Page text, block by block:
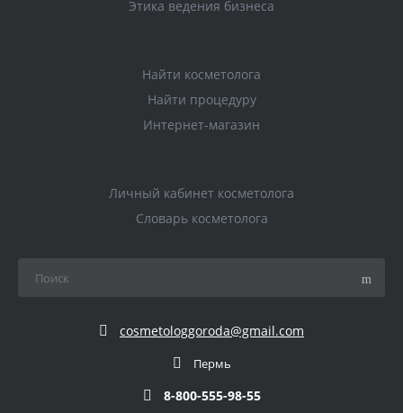
Этика ведения бизнеса
Найти косметолога
Найти процедуру
Интернет-магазин
Личный кабинет косметолога
Словарь косметолога
cosmetologgoroda@gmail.com
Пермь
8-800-555-98-55